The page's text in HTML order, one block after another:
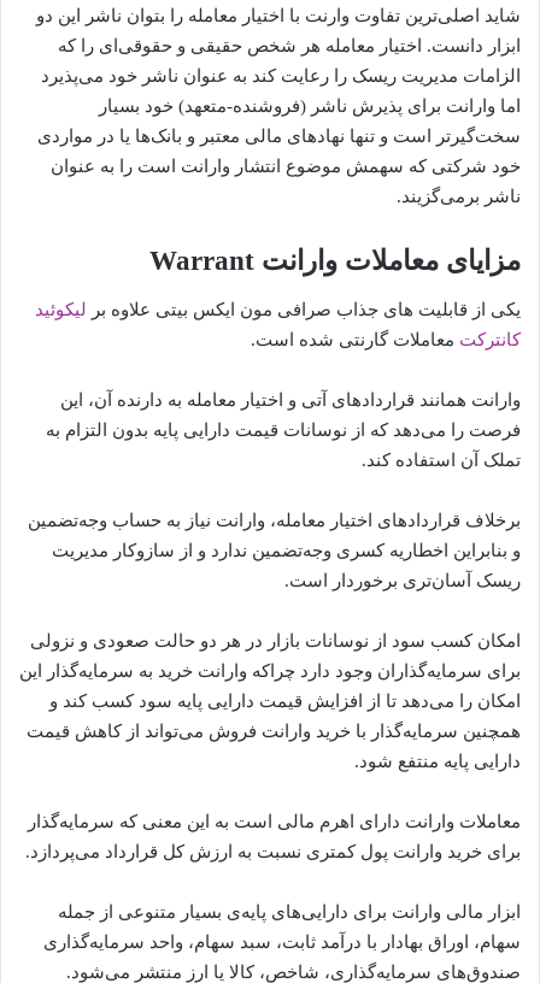
شاید اصلی‌ترین تفاوت وارنت با اختیار معامله را بتوان ناشر این دو
ابزار دانست. اختیار معامله هر شخص حقیقی و حقوقی‌ای را که
الزامات مدیریت ریسک را رعایت کند به عنوان ناشر خود می‌پذیرد
اما وارانت برای پذیرش ناشر (فروشنده-متعهد) خود بسیار
سخت‌گیرتر است و تنها نهادهای مالی معتبر و بانک‌ها یا در مواردی
خود شرکتی که سهمش موضوع انتشار وارانت است را به عنوان
ناشر برمی‌گزیند.
مزایای معاملات وارانت Warrant
یکی از قابلیت های جذاب صرافی مون ایکس بیتی علاوه بر لیکوئید
کانترکت معاملات گارنتی شده است.
وارانت همانند قراردادهای آتی و اختیار معامله به دارنده‌‎ آن، این
فرصت را می‌دهد که از نوسانات قیمت دارایی پایه بدون التزام به
تملک آن استفاده کند.
برخلاف قراردادهای اختیار معامله، وارانت نیاز به حساب وجه‌تضمین
و بنابراین اخطاریه کسری وجه‌تضمین ندارد و از سازوکار مدیریت
ریسک آسان‌تری برخوردار است.
امکان کسب سود از نوسانات بازار در هر دو حالت صعودی و نزولی
برای سرمایه‌گذاران وجود دارد چراکه وارانت خرید به سرمایه‌گذار این
امکان را می‌دهد تا از افزایش قیمت دارایی پایه سود کسب کند و
همچنین سرمایه‌گذار با خرید وارانت فروش می‌تواند از کاهش قیمت
دارایی پایه منتفع شود.
معاملات وارانت دارای اهرم مالی است به این معنی که سرمایه‌گذار
برای خرید وارانت پول کمتری نسبت به ارزش کل قرارداد می‌پردازد.
ابزار مالی وارانت برای دارایی‌های پایه‌ی بسیار متنوعی از جمله
سهام، اوراق بهادار با درآمد ثابت، سبد سهام، واحد سرمایه‌گذاری
صندوق‌های سرمایه‌گذاری، شاخص، کالا یا ارز منتشر می‌شود.